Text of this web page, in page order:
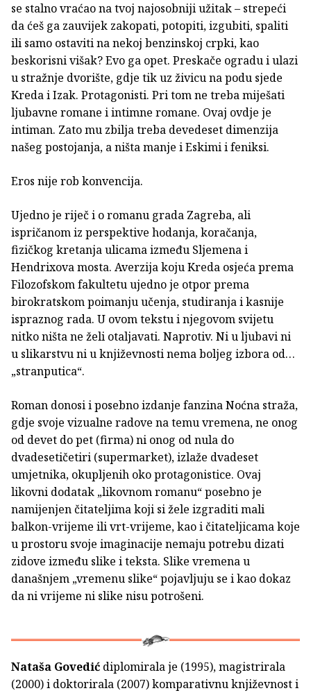
se stalno vraćao na tvoj najosobniji užitak – strepeći
da ćeš ga zauvijek zakopati, potopiti, izgubiti, spaliti
ili samo ostaviti na nekoj benzinskoj crpki, kao
beskorisni višak? Evo ga opet. Preskače ogradu i ulazi
u stražnje dvorište, gdje tik uz živicu na podu sjede
Kreda i Izak. Protagonisti. Pri tom ne treba miješati
ljubavne romane i intimne romane. Ovaj ovdje je
intiman. Zato mu zbilja treba devedeset dimenzija
našeg postojanja, a ništa manje i Eskimi i feniksi.
Eros nije rob konvencija.
Ujedno je riječ i o romanu grada Zagreba, ali
ispričanom iz perspektive hodanja, koračanja,
fizičkog kretanja ulicama između Sljemena i
Hendrixova mosta. Averzija koju Kreda osjeća prema
Filozofskom fakultetu ujedno je otpor prema
birokratskom poimanju učenja, studiranja i kasnije
ispraznog rada. U ovom tekstu i njegovom svijetu
nitko ništa ne želi otaljavati. Naprotiv. Ni u ljubavi ni
u slikarstvu ni u književnosti nema boljeg izbora od…
„stranputica“.
Roman donosi i posebno izdanje fanzina Noćna straža,
gdje svoje vizualne radove na temu vremena, ne onog
od devet do pet (firma) ni onog od nula do
dvadesetičetiri (supermarket), izlaže dvadeset
umjetnika, okupljenih oko protagonistice. Ovaj
likovni dodatak „likovnom romanu“ posebno je
namijenjen čitateljima koji si žele izgraditi mali
balkon-vrijeme ili vrt-vrijeme, kao i čitateljicama koje
u prostoru svoje imaginacije nemaju potrebu dizati
zidove između slike i teksta. Slike vremena u
današnjem „vremenu slike“ pojavljuju se i kao dokaz
da ni vrijeme ni slike nisu potrošeni.
Nataša Govedić diplomirala je (1995), magistrirala
(2000) i doktorirala (2007) komparativnu književnost i